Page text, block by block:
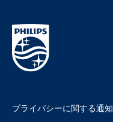
プライバシーに関する通知